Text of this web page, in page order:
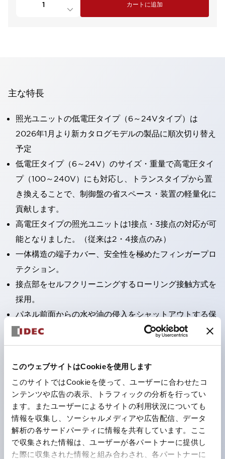
このウェブサイトはCookieを使用します
このサイトではCookieを使って、ユーザーに合わせたコ
ンテンツや広告の表示、トラフィックの分析を行ってい
ます。またユーザーによるサイトの利用状況についても
情報を収集し、ソーシャルメディアや広告配信、データ
解析の各サードパーティに情報を共有しています。ここ
で収集された情報は、ユーザーが各パートナーに提供し
た際に収集された情報と組み合わされ、各パートナーに
カートに追加
主な特長
照光ユニットの低電圧タイプ（6～24Vタイプ）は
2026年1月より新カタログモデルの製品に順次切り替え
予定
低電圧タイプ（6～24V）のサイズ・重量で高電圧タイ
プ（100～240V）にも対応し、トランスタイプから置
き換えることで、制御盤の省スペース・装置の軽量化に
貢献します。
高電圧タイプの照光ユニットは1接点・3接点の対応が可
能となりました。（従来は2・4接点のみ）
一体構造の端子カバー、安全性を極めたフィンガープロ
テクション。
接点部をセルフクリーニングするローリング接触方式を
採用。
パネル前面からの水や油の侵入をシャットアウトする保
護構造：IP65。（ただし2点押ボタンスイッチは
IP40）
チも完備。
ワールドワイドなニーズに対応する各種電圧を完備。
1つで6色の役をこなすLED球（LSRD球）。これまで色
ごとに分かれていたLED球を、1色のLED球で各色を表
現できるようにしました。